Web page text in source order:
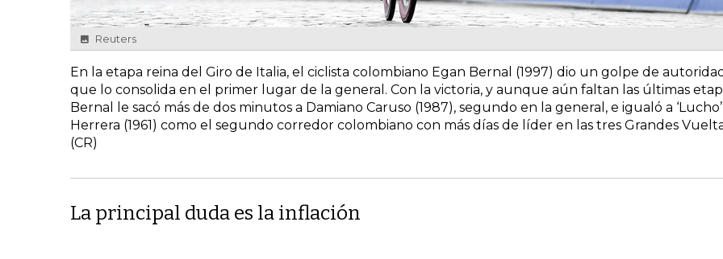
Reuters
En la etapa reina del Giro de Italia, el ciclista colombiano Egan Bernal (1997) dio un golpe de
que lo consolida en el primer lugar de la general. Con la victoria, y aunque aún faltan las últimas
Bernal le sacó más de dos minutos a Damiano Caruso (1987), segundo en la general, e igualó a ‘Lucho’
Herrera (1961) como el segundo corredor colombiano con más días de líder en las tres Grandes
(CR)
La principal duda es la inflación